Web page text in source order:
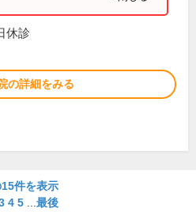
休診
の詳細をみる
件を表示
4 5
最後